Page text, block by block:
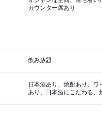
カウンター席あり
飲み放題
日本酒あり、焼酎あり、ワ
あり、日本酒にこだわる、